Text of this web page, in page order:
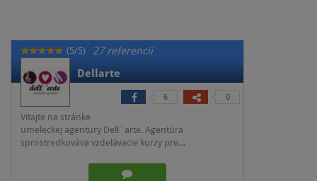
(5/5)
27 referencií
Dellarte
6 0
Vitajte na stránke
umeleckej agentúry Dell´arte. Agentúra
sprostredkováva vzdelávacie kurzy pre…